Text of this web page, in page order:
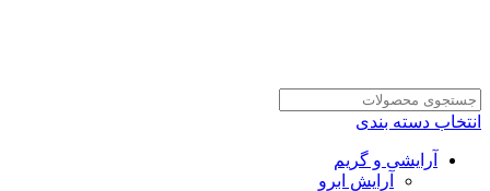
انتخاب دسته بندی
آرایشی و گریم
آرایش ابرو